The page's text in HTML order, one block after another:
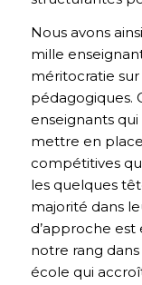
Nous avons
mille
méritocratie
pédagogiques.
enseignants
mettre en
compétitives
les quelques
majorité dans
d’approche
notre rang
école qui